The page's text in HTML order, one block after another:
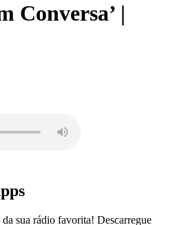
Conversa’ |
sua rádio favorita! Descarregue